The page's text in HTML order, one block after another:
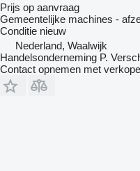
Prijs op aanvraag
Gemeentelijke machines -
Conditie nieuw
Nederland, Waalwijk
Handelsonderneming P.
Contact opnemen met